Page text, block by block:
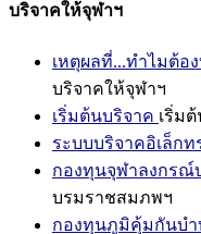
บริจาคให้จุฬาฯ
เหตุผลที่...ทำไมต้อ
บริจาคให้จุฬาฯ
เริ่มต้นบริจาค เริ่ม
ระบบบริจาคอิเล็ก
กองทุนจุฬาลงกรณ์
บรมราชสมภพฯ
กองทุนภูมิคุ้มกันบำ